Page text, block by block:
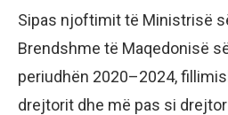
Sipas njoftimit të Ministrisë
Brendshme të Maqedonisë
periudhën 2020–2024,
drejtorit dhe më pas si